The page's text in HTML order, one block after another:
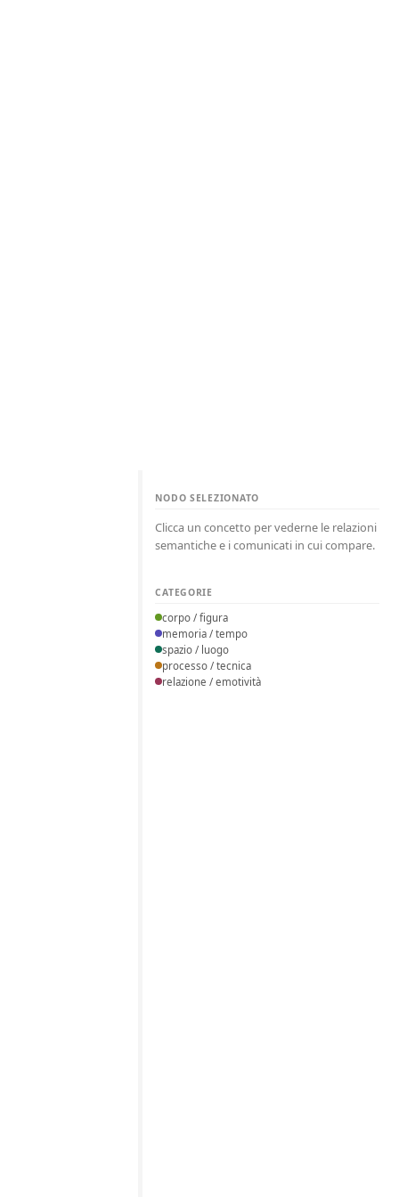
NODO SELEZIONATO
Clicca un concetto per vederne le relazioni
semantiche e i comunicati in cui compare.
CATEGORIE
corpo / figura
memoria / tempo
spazio / luogo
processo / tecnica
relazione / emotività